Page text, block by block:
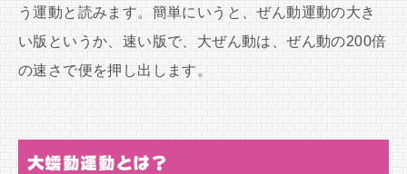
う運動と読みます。簡単にいうと、ぜん動運動の大き
い版というか、速い版で、大ぜん動は、ぜん動の200倍
の速さで便を押し出します。
大蠕動運動とは？